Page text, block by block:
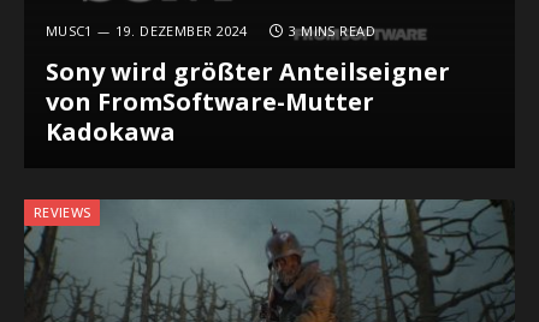
MUSC1 19. DEZEMBER 2024 3 MINS READ
Sony wird größter Anteilseigner
von FromSoftware-Mutter
Kadokawa
REVIEWS